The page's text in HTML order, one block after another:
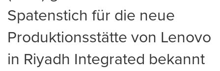
Spatenstich für die neue
Produktionsstätte von Lenovo
in Riyadh Integrated bekannt